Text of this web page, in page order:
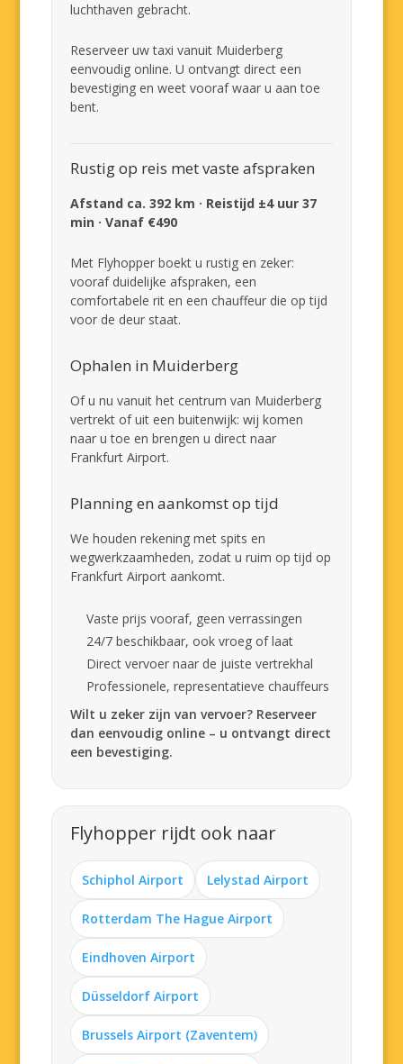
luchthaven gebracht.
Reserveer uw taxi vanuit Muiderberg
eenvoudig online. U ontvangt direct een
bevestiging en weet vooraf waar u aan toe
bent.
Rustig op reis met vaste afspraken
Afstand ca. 392 km · Reistijd ±4 uur 37
min · Vanaf €490
Met Flyhopper boekt u rustig en zeker:
vooraf duidelijke afspraken, een
comfortabele rit en een chauffeur die op tijd
voor de deur staat.
Ophalen in Muiderberg
Of u nu vanuit het centrum van Muiderberg
vertrekt of uit een buitenwijk: wij komen
naar u toe en brengen u direct naar
Frankfurt Airport.
Planning en aankomst op tijd
We houden rekening met spits en
wegwerkzaamheden, zodat u ruim op tijd op
Frankfurt Airport aankomt.
Vaste prijs vooraf, geen verrassingen
24/7 beschikbaar, ook vroeg of laat
Direct vervoer naar de juiste vertrekhal
Professionele, representatieve chauffeurs
Wilt u zeker zijn van vervoer? Reserveer
dan eenvoudig online – u ontvangt direct
een bevestiging.
Flyhopper rijdt ook naar
Schiphol Airport Lelystad Airport
Rotterdam The Hague Airport
Eindhoven Airport
Düsseldorf Airport
Brussels Airport (Zaventem)